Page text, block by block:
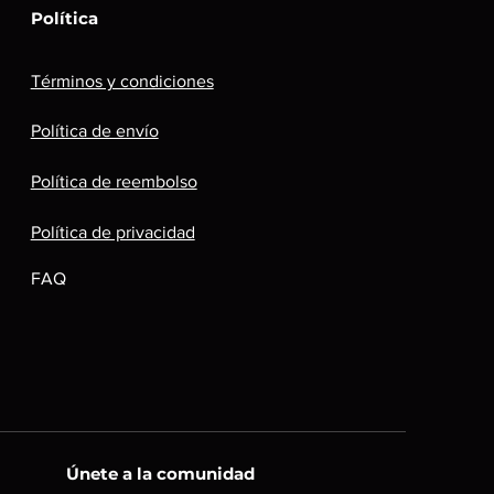
Política
Términos y condiciones
Política de envío
Política de reembolso
Política de privacidad
FAQ
Únete a la comunidad